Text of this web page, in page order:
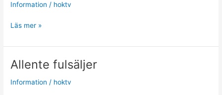
Information / hoktv
Årsmöte
Läs mer »
Allente fulsäljer
Information / hoktv